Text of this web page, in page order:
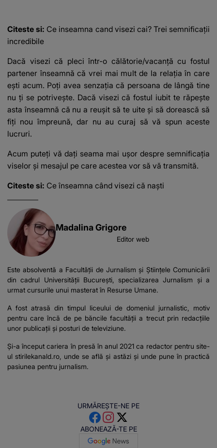
ASTĂZI. Ce spune
despre dascălii care
SUFLETELE
ELEVILOR, chiar și
după trecerea anilor:
"De fiecare dată
când..."
Citeste si: Ce inseamna cand visezi cai? Trei semnificații
incredibile
Dacă visezi că pleci într-o călătorie/vacanță cu fostul
partener înseamnă că vrei mai mult de la relația în care
ești acum. Poți avea senzația că persoana de lângă tine
nu ți se potrivește. Dacă visezi că fostul iubit te răpește
asta înseamnă că nu a reușit să te uite și să dorească să
fiți nou împreună, dar nu au curaj să vă spun aceste
lucruri.
Acum puteți vă dați seama mai ușor despre semnificația
viselor și mesajul pe care acestea vor să vă transmită.
Citeste si: Ce înseamna când visezi că naşti
Madalina Grigore
Editor web
Este absolventă a Facultății de Jurnalism și Științele Comunicării
din cadrul Universității București, specializarea Jurnalism și a
urmat cursurile unui masterat în Resurse Umane.
A fost atrasă din timpul liceului de domeniul jurnalistic, motiv
pentru care încă de pe băncile facultății a trecut prin redacțiile
unor publicații și posturi de televiziune.
Și-a început cariera în presă în anul 2021 ca redactor pentru site-
ul stirilekanald.ro, unde se află și astăzi și unde pune în practică
pasiunea pentru jurnalism.
URMĂREȘTE-NE PE
ABONEAZĂ-TE PE